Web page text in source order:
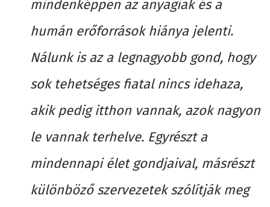
mindenképpen az anyagiak és a
humán erőforrások hiánya jelenti.
Nálunk is az a legnagyobb gond, hogy
sok tehetséges fiatal nincs idehaza,
akik pedig itthon vannak, azok nagyon
le vannak terhelve. Egyrészt a
mindennapi élet gondjaival, másrészt
különböző szervezetek szólítják meg